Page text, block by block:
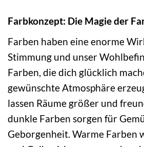
Farbkonzept: Die Magie der
Farben haben eine enorme
Stimmung und unser
Farben, die dich glücklich
gewünschte Atmosphäre
lassen Räume größer und
dunkle Farben sorgen für
Geborgenheit. Warme Farben